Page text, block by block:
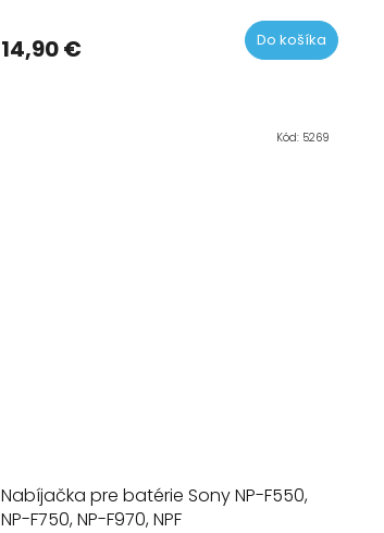
14,90 € Do košíka
Nabíjačka pre batérie Sony NP-F550,
NP-F750, NP-F970, NPF
Kód: 5269